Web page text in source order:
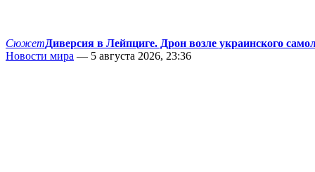
СюжетДиверсия в Лейпциге. Дрон возле украинского
Новости мира — 5 августа 2026, 23:36